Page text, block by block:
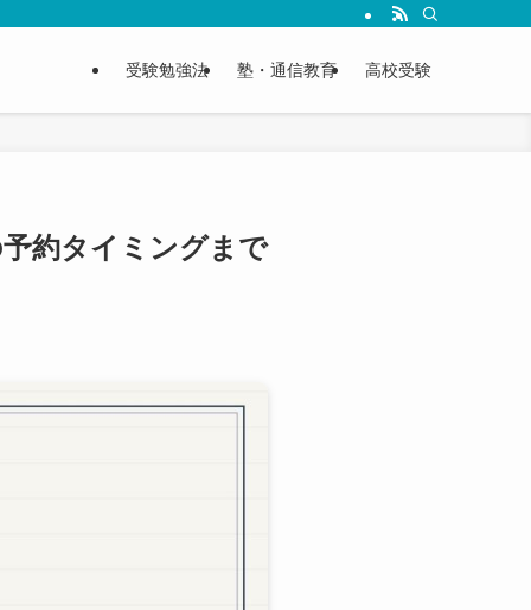
受験勉強法 塾・通信教育 高校受験
約タイミングまで